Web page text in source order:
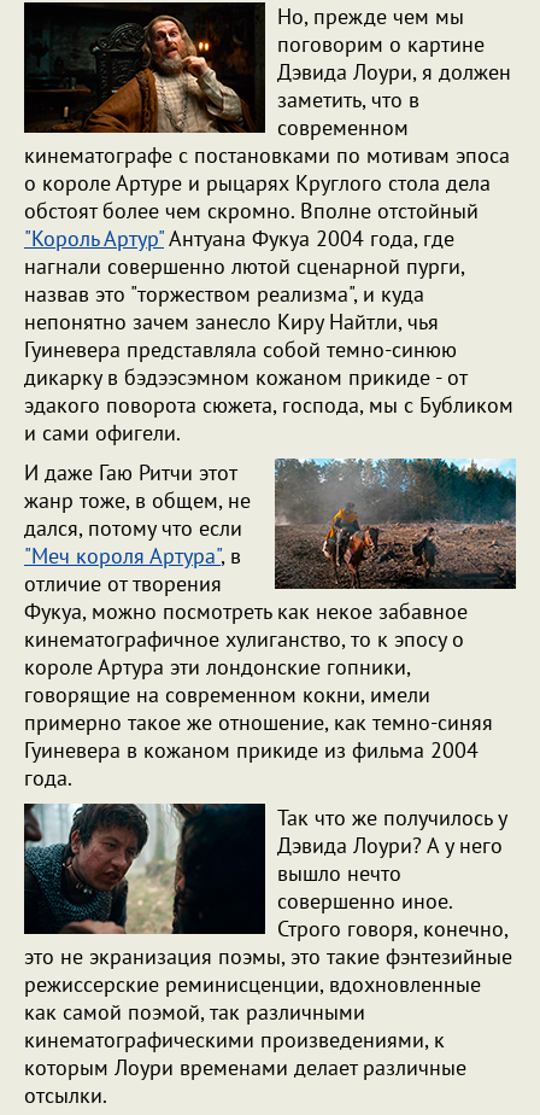
Но, прежде чем мы
поговорим о картине
Дэвида Лоури, я должен
заметить, что в
современном
кинематографе с постановками по мотивам эпоса
о короле Артуре и рыцарях Круглого стола дела
обстоят более чем скромно. Вполне отстойный
"Король Артур"Антуана Фукуа 2004 года, где
нагнали совершенно лютой сценарной пурги,
назвав это "торжеством реализма", и куда
непонятно зачем занесло Киру Найтли, чья
Гуиневера представляла собой темно-синюю
дикарку в бэдээсэмном кожаном прикиде - от
эдакого поворота сюжета, господа, мы с Бубликом
и сами офигели.
И даже Гаю Ритчи этот
жанр тоже, в общем, не
дался, потому что если
"Меч короля Артура", в
отличие от творения
Фукуа, можно посмотреть как некое забавное
кинематографичное хулиганство, то к эпосу о
короле Артура эти лондонские гопники,
говорящие на современном кокни, имели
примерно такое же отношение, как темно-синяя
Гуиневера в кожаном прикиде из фильма 2004
года.
Так что же получилось у
Дэвида Лоури? А у него
вышло нечто
совершенно иное.
Строго говоря, конечно,
это не экранизация поэмы, это такие фэнтезийные
режиссерские реминисценции, вдохновленные
как самой поэмой, так различными
кинематографическими произведениями, к
которым Лоури временами делает различные
отсылки.